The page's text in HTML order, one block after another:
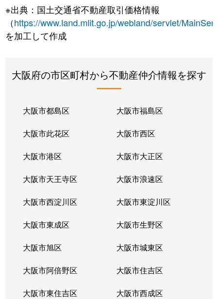
※出典：国土交通省不動産取引価格情報
（https://www.land.mlit.go.jp/webland/servlet/
を加工して作成
大阪府の市区町村から不動産仲介情報を探す
大阪市都島区 大阪市福島区
大阪市此花区 大阪市西区
大阪市港区 大阪市大正区
大阪市天王寺区 大阪市浪速区
大阪市西淀川区 大阪市東淀川区
大阪市東成区 大阪市生野区
大阪市旭区 大阪市城東区
大阪市阿倍野区 大阪市住吉区
大阪市東住吉区 大阪市西成区